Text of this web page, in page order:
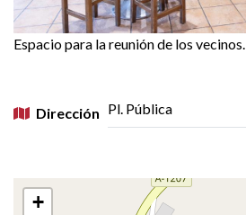
Espacio para la reunión de los vecinos.
Dirección Pl. Pública
+